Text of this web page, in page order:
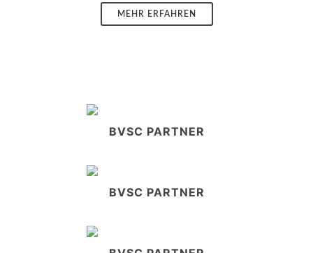
MEHR ERFAHREN
BVSC PARTNER
BVSC PARTNER